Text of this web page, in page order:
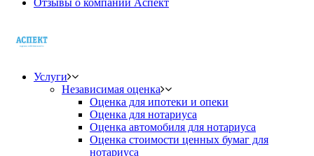
Отзывы о компании Аспект
Услуги
Независимая оценка
Оценка для ипотеки и опеки
Оценка для нотариуса
Оценка автомобиля для нотариуса
Оценка стоимости ценных бумаг для
нотариуса